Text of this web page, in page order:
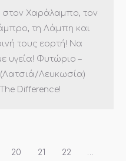
στον Χαράλαμπο, τον
τη Λάμπη και
τους εορτή! Να
υγεία! Φυτώριο –
Λευκωσία)
Difference!
20 21 22
…